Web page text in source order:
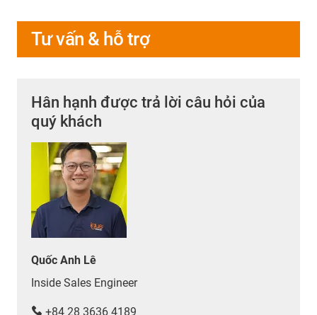
Tư vấn & hỗ trợ
Hân hạnh được trả lời câu hỏi của
quý khách
Quốc Anh Lê
Inside Sales Engineer
+84 28 3636 4189